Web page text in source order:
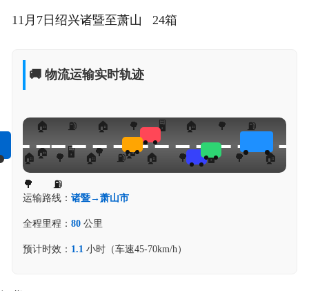
11月7日绍兴诸暨至萧山 24箱
🚚 物流运输实时轨迹
运输路线： 诸暨→萧山市
全程里程： 80公里
预计时效： 1.1小时（车速45-70km/h）